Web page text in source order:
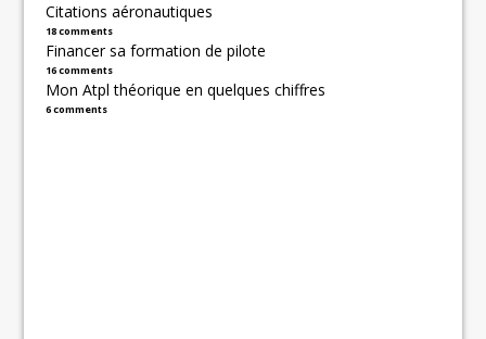
Citations aéronautiques
18 comments
Financer sa formation de pilote
16 comments
Mon Atpl théorique en quelques chiffres
6 comments